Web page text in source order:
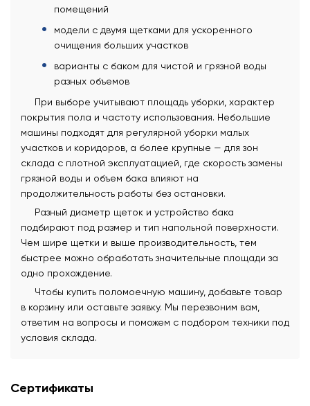
помещений
модели с двумя щетками для ускоренного
очищения больших участков
варианты с баком для чистой и грязной воды
разных объемов
При выборе учитывают площадь уборки, характер
покрытия пола и частоту использования. Небольшие
машины подходят для регулярной уборки малых
участков и коридоров, а более крупные — для зон
склада с плотной эксплуатацией, где скорость замены
грязной воды и объем бака влияют на
продолжительность работы без остановки.
Разный диаметр щеток и устройство бака
подбирают под размер и тип напольной поверхности.
Чем шире щетки и выше производительность, тем
быстрее можно обработать значительные площади за
одно прохождение.
Чтобы купить поломоечную машину, добавьте товар
в корзину или оставьте заявку. Мы перезвоним вам,
ответим на вопросы и поможем с подбором техники под
условия склада.
Сертификаты